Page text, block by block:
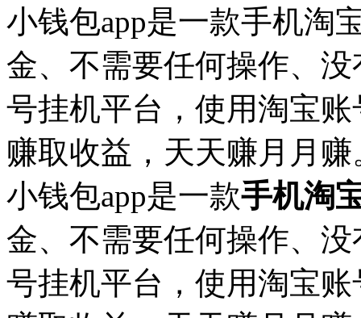
小钱包app是一款手机淘
金、不需要任何操作、
号挂机平台，使用淘宝
赚取收益，天天赚月月赚
小钱包app是一款手机淘
金、不需要任何操作、
号挂机平台，使用淘宝